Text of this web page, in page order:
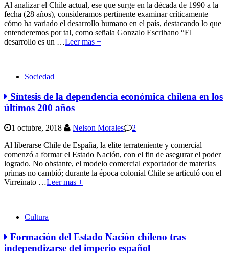
Al analizar el Chile actual, ese que surge en la década de 1990 a la
fecha (28 años), consideramos pertinente examinar críticamente
cómo ha variado el desarrollo humano en el país, destacando lo que
entenderemos por tal, como señala Gonzalo Escribano “El
desarrollo es un …Leer mas +
Sociedad
Síntesis de la dependencia económica chilena en los
últimos 200 años
1 octubre, 2018 Nelson Morales
2
Al liberarse Chile de España, la elite terrateniente y comercial
comenzó a formar el Estado Nación, con el fin de asegurar el poder
logrado. No obstante, el modelo comercial exportador de materias
primas no cambió; durante la época colonial Chile se articuló con el
Virreinato …Leer mas +
Cultura
Formación del Estado Nación chileno tras
independizarse del imperio español